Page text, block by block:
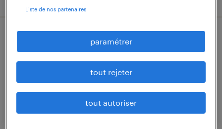
controleur reception materiel secteur
naval (f/h)
intérim
30 000 € par année
Liste de nos partenaires
paramétrer
tout rejeter
tout autoriser